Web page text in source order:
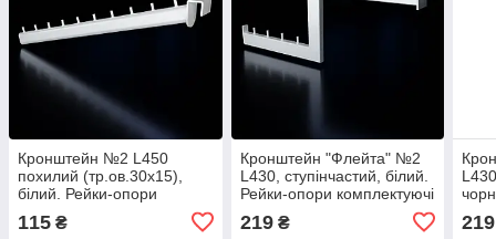
Кронштейн №2 L450
поxилий (тр.ов.30x15),
білий. Рейки-опори
комплектуючі до торгового
обладнання
115 ₴
Кронштейн "Флейта" №2
L430, ступінчастий, білий.
Рейки-опори комплектуючі
до торгового обладнання
219₴ 219